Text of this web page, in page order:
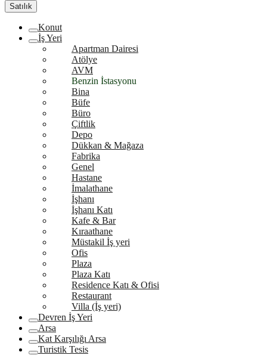
Satılık
Konut
İş Yeri
Apartman Dairesi
Atölye
AVM
Benzin İstasyonu
Bina
Büfe
Büro
Çiftlik
Depo
Dükkan & Mağaza
Fabrika
Genel
Hastane
İmalathane
İşhanı
İşhanı Katı
Kafe & Bar
Kıraathane
Müstakil İş yeri
Ofis
Plaza
Plaza Katı
Residence Katı & Ofisi
Restaurant
Villa (İş yeri)
Devren İş Yeri
Arsa
Kat Karşılığı Arsa
Turistik Tesis